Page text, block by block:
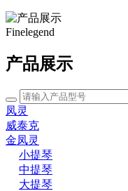
Finelegend
产品展示
凤灵
威泰克
金凤灵
小提琴
中提琴
大提琴